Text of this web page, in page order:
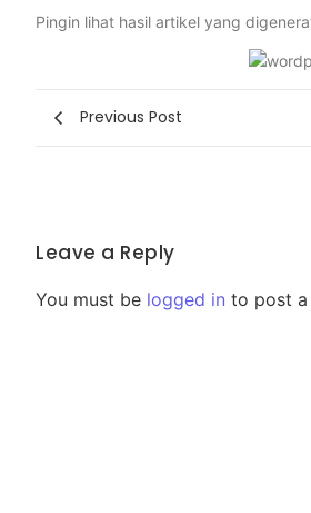
Pingin lihat hasil artikel yang
Previous Post
Leave a Reply
You must be logged in to post a